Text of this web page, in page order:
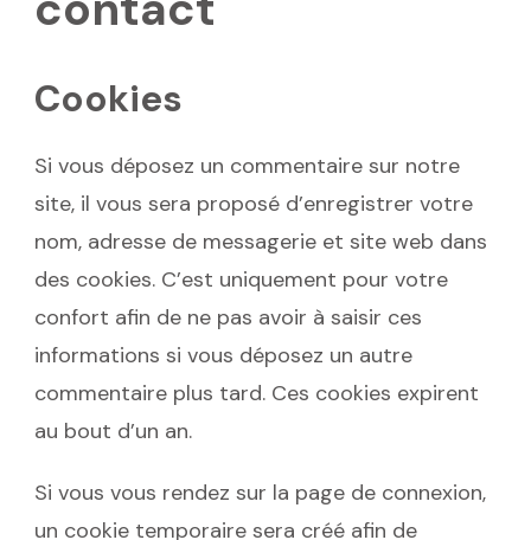
Cookies
Si vous déposez un commentaire sur notre
site, il vous sera proposé d’enregistrer votre
nom, adresse de messagerie et site web dans
des cookies. C’est uniquement pour votre
confort afin de ne pas avoir à saisir ces
informations si vous déposez un autre
commentaire plus tard. Ces cookies expirent
au bout d’un an.
Si vous vous rendez sur la page de connexion,
un cookie temporaire sera créé afin de